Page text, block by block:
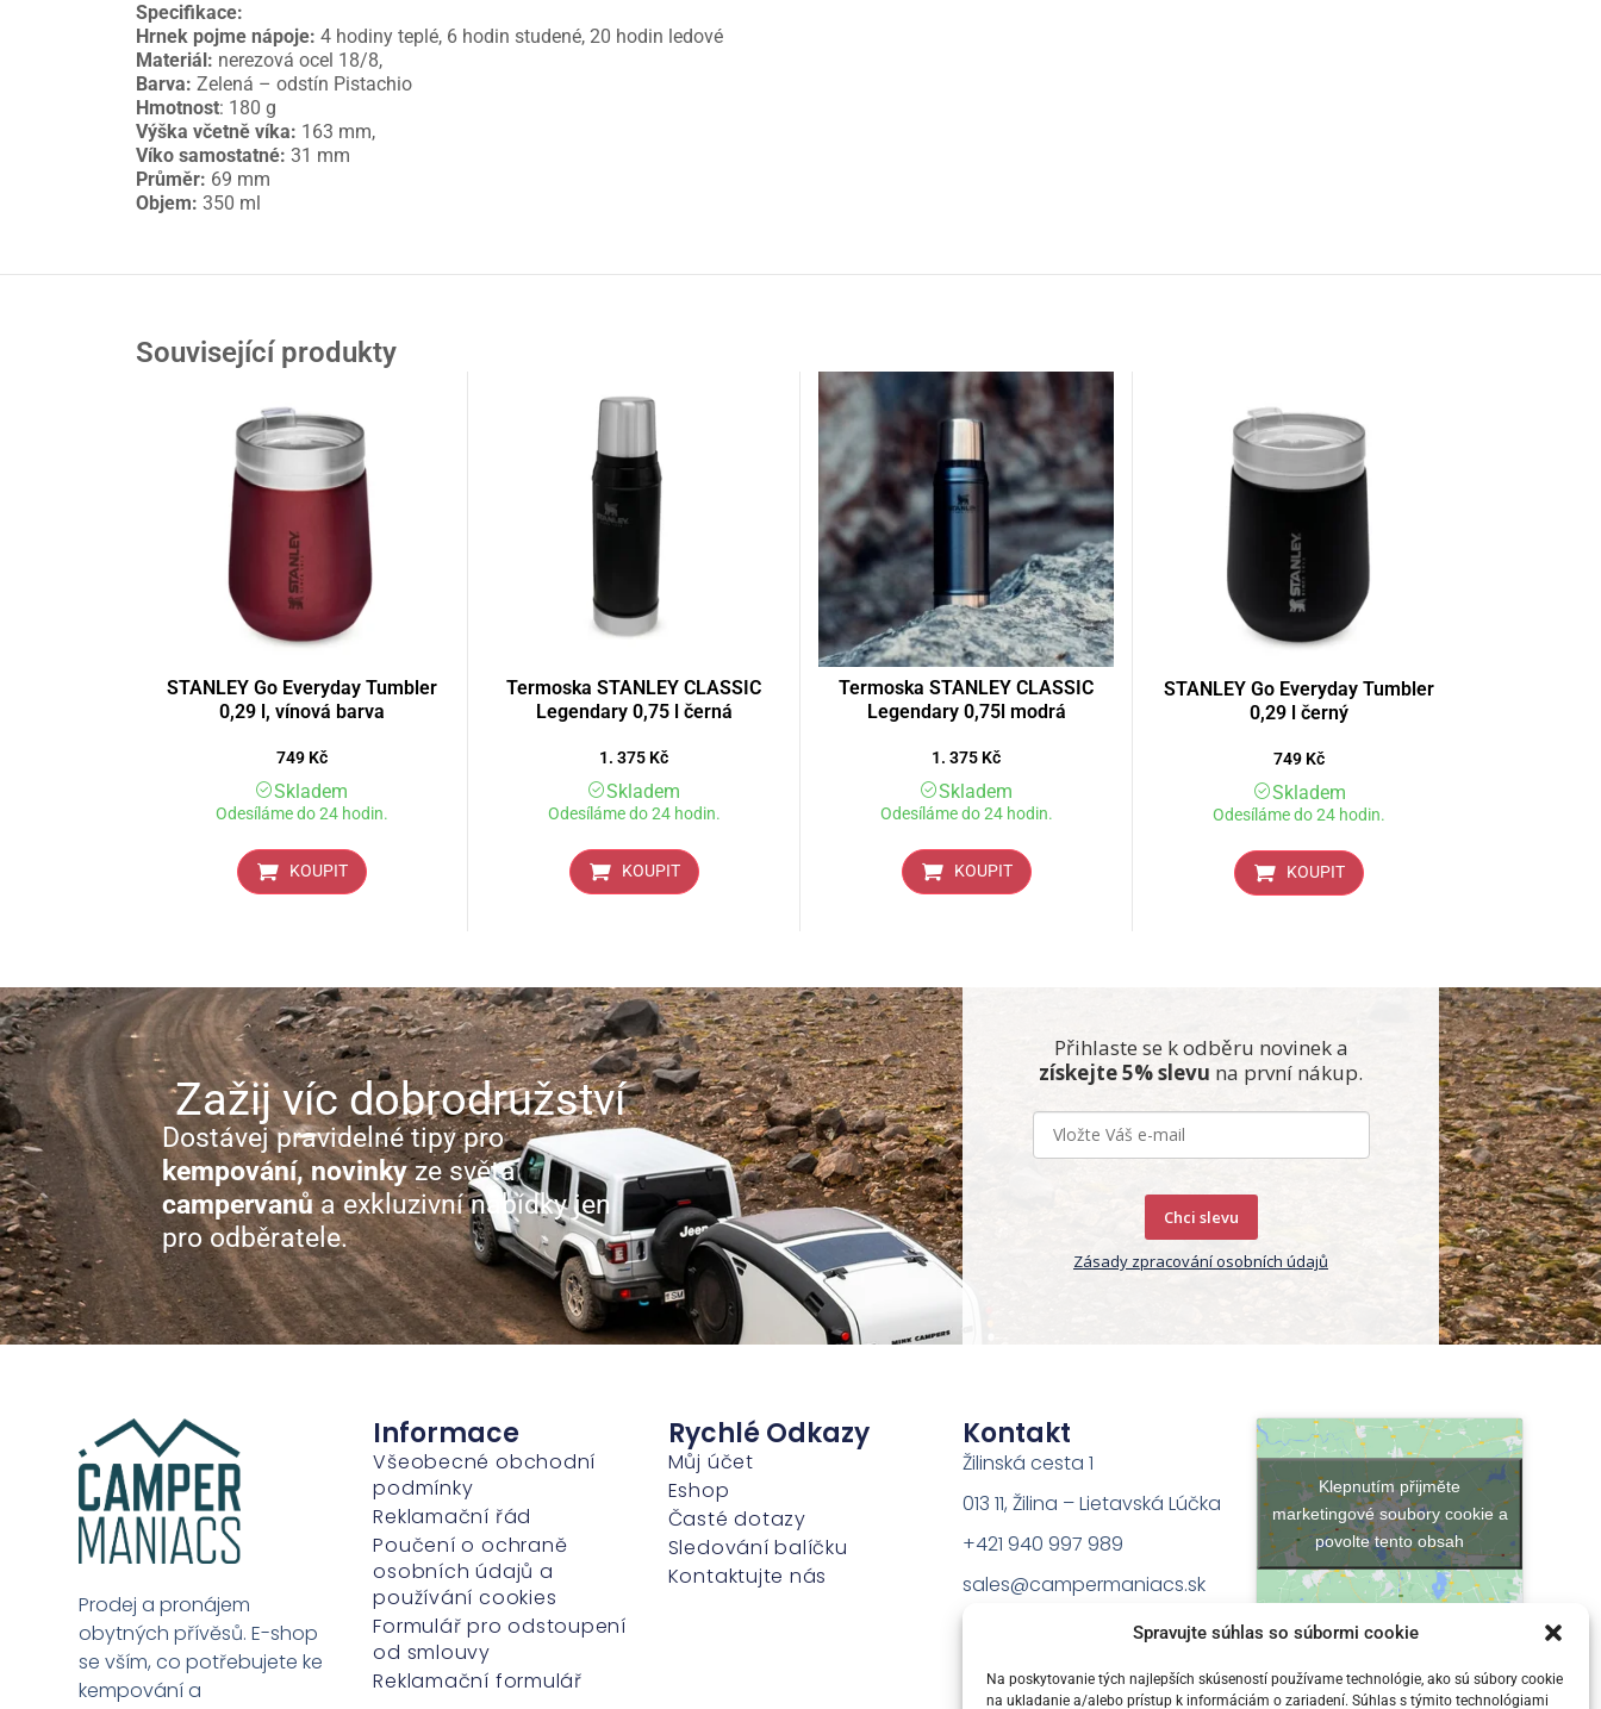
Spravujte súhlas so súbormi cookie
Na poskytovanie tých najlepších skúseností používame technológie, ako sú súbory cookie
na ukladanie a/alebo prístup k informáciám o zariadení. Súhlas s týmito technológiami
Specifikace:
Hrnek pojme nápoje: 4 hodiny teplé, 6 hodin studené, 20 hodin ledové
Materiál: nerezová ocel 18/8,
Barva: Zelená – odstín Pistachio
Hmotnost: 180 g
Výška včetně víka: 163 mm,
Víko samostatné: 31 mm
Průměr: 69 mm
Objem: 350 ml
Související produkty
STANLEY Go Everyday Tumbler
0,29 l, vínová barva
749 Kč
Skladem
Odesíláme do 24 hodin.
KOUPIT
Termoska STANLEY CLASSIC
Legendary 0,75 l černá
1. 375 Kč
Skladem
Odesíláme do 24 hodin.
KOUPIT
Termoska STANLEY CLASSIC
Legendary 0,75l modrá
1. 375 Kč
Skladem
Odesíláme do 24 hodin.
KOUPIT
STANLEY Go Everyday Tumbler
0,29 l černý
749 Kč
Skladem
Odesíláme do 24 hodin.
KOUPIT
Zažij víc dobrodružství
Dostávej pravidelné tipy pro
kempování, novinkyze světa
campervanůa exkluzivní nabídky jen
pro odběratele.
Přihlaste se k odběru novinek a
získejte 5% slevu na první nákup.
Chci slevu
Zásady zpracování osobních údajů
Prodej a pronájem
obytných přívěsů. E-shop
se vším, co potřebujete ke
kempování a
Informace
Všeobecné obchodní
podmínky
Reklamační řád
Poučení o ochraně
osobních údajů a
používání cookies
Formulář pro odstoupení
od smlouvy
Reklamační formulář
Rychlé Odkazy
Můj účet
Eshop
Časté dotazy
Sledování balíčku
Kontaktujte nás
Kontakt
Žilinská cesta 1
013 11, Žilina – Lietavská Lúčka
+421 940 997 989
sales@campermaniacs.sk
Klepnutím přijměte
marketingové soubory cookie a
povolte tento obsah